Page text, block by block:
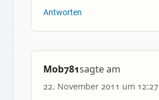
Antworten
Mob781sagte am
22. November 2011 um 12:27